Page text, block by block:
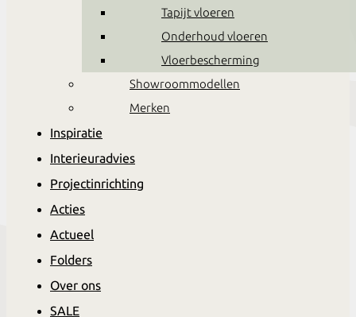
Tapijt vloeren
Onderhoud vloeren
Vloerbescherming
Showroommodellen
Merken
Inspiratie
Interieuradvies
Projectinrichting
Acties
Actueel
Folders
Over ons
SALE
Alles in huis om jouw eigen
stijl te creëren